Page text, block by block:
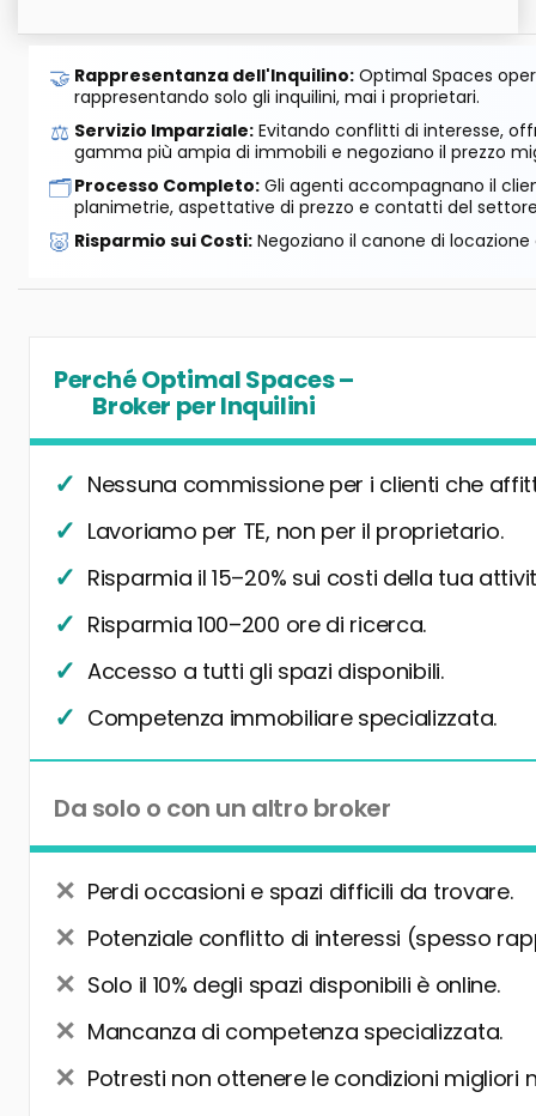
🤝 Rappresentanza dell'Inquilino: Optimal Spaces
rappresentando solo gli inquilini, mai i proprietari.
⚖️ Servizio Imparziale: Evitando conflitti di interesse,
gamma più ampia di immobili e negoziano il prezzo
🗂️Processo Completo: Gli agenti accompagnano il
planimetrie, aspettative di prezzo e contatti del
🐷 Risparmio sui Costi: Negoziano il canone di
Perché Optimal Spaces –
Broker per Inquilini
Nessuna commissione per i clienti che
Lavoriamo per TE, non per il proprietario.
Risparmia il 15–20% sui costi della tua
Risparmia 100–200 ore di ricerca.
Accesso a tutti gli spazi disponibili.
Competenza immobiliare specializzata.
Da solo o con un altro broker
Perdi occasioni e spazi difficili da trovare.
Potenziale conflitto di interessi (spesso
Solo il 10% degli spazi disponibili è online.
Mancanza di competenza specializzata.
Potresti non ottenere le condizioni migliori